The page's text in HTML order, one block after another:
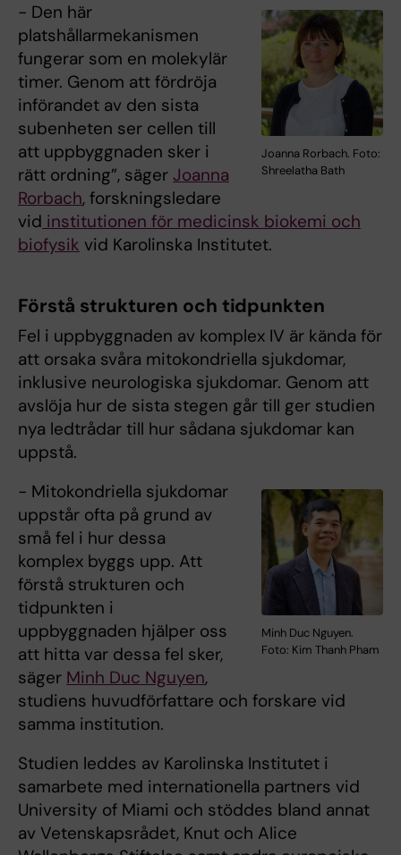
Joanna Rorbach. Foto:
Shreelatha Bath
− Den här
platshållarmekanismen
fungerar som en molekylär
timer. Genom att fördröja
införandet av den sista
subenheten ser cellen till
att uppbyggnaden sker i
rätt ordning”, säger Joanna
Rorbach, forskningsledare
vid institutionen för medicinsk biokemi och
biofysik vid Karolinska Institutet.
Förstå strukturen och tidpunkten
Fel i uppbyggnaden av komplex IV är kända för
att orsaka svåra mitokondriella sjukdomar,
inklusive neurologiska sjukdomar. Genom att
avslöja hur de sista stegen går till ger studien
nya ledtrådar till hur sådana sjukdomar kan
uppstå.
Minh Duc Nguyen.
Foto: Kim Thanh Pham
− Mitokondriella sjukdomar
uppstår ofta på grund av
små fel i hur dessa
komplex byggs upp. Att
förstå strukturen och
tidpunkten i
uppbyggnaden hjälper oss
att hitta var dessa fel sker,
säger Minh Duc Nguyen,
studiens huvudförfattare och forskare vid
samma institution.
Studien leddes av Karolinska Institutet i
samarbete med internationella partners vid
University of Miami och stöddes bland annat
av Vetenskapsrådet, Knut och Alice